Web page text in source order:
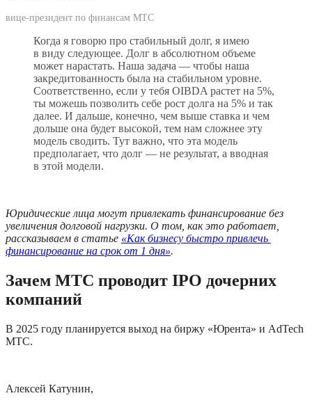
вице-президент по финансам МТС
Когда я говорю про стабильный долг, я имею
в виду следующее. Долг в абсолютном объеме
может нарастать. Наша задача — чтобы наша
закредитованность была на стабильном уровне.
Соответственно, если у тебя OIBDA растет на 5%,
ты можешь позволить себе рост долга на 5% и так
далее. И дальше, конечно, чем выше ставка и чем
дольше она будет высокой, тем нам сложнее эту
модель сводить. Тут важно, что эта модель
предполагает, что долг — не результат, а вводная
в этой модели.
Юридические лица могут привлекать финансирование без
увеличения долговой нагрузки. О том, как это работает,
рассказываем в статье «Как бизнесу быстро привлечь
финансирование на срок от 1 дня».
Зачем МТС проводит IPO дочерних
компаний
В 2025 году планируется выход на биржу «Юрента» и AdTech
МТС.
Алексей Катунин,